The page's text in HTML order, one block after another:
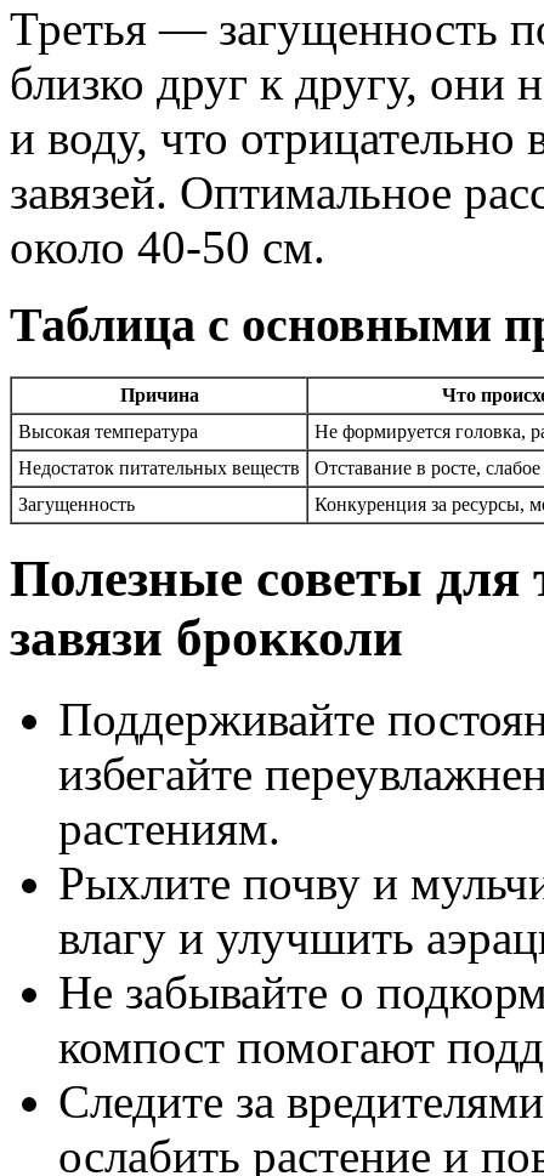
Третья — загущенность
близко друг к другу, они
и воду, что
завязей. Оптимальное
около 40-50 см.
Таблица с основными
Причина
Что
Высокая температура
Не формируется головка,
Недостаток питательных веществ
Отставание в росте, слабое
Загущенность
Конкуренция за ресурсы,
Полезные советы для
завязи брокколи
Поддерживайте
избегайте
растениям.
Рыхлите почву и
влагу и улучшить
Не забывайте о
компост помогают
Следите за
ослабить растение и